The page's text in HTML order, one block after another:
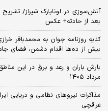
آتش‌سوزی در لوناپارک شیراز/
بعد از حادثه+ عکس
کنایه روزنامه جوان به محمدباقر
بیش از ده‌ها اقدام دشمن، فضای
مرداد ۱۴۰۵
مذاکرات نیروهای نظامی و دریایی
عراقچی